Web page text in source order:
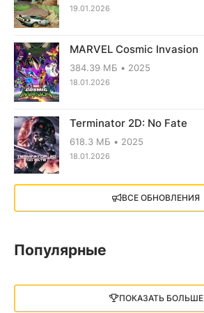
19.01.2026
MARVEL Cosmic Invasion
384.39 МБ 2025
18.01.2026
Terminator 2D: No Fate
618.3 МБ 2025
18.01.2026
X4: Foundations (2018)
13.73 GB 2018
13 ГБ 2025
ВСЕ ОБНОВЛЕНИЯ
Популярные
ПОКАЗАТЬ БОЛЬШЕ